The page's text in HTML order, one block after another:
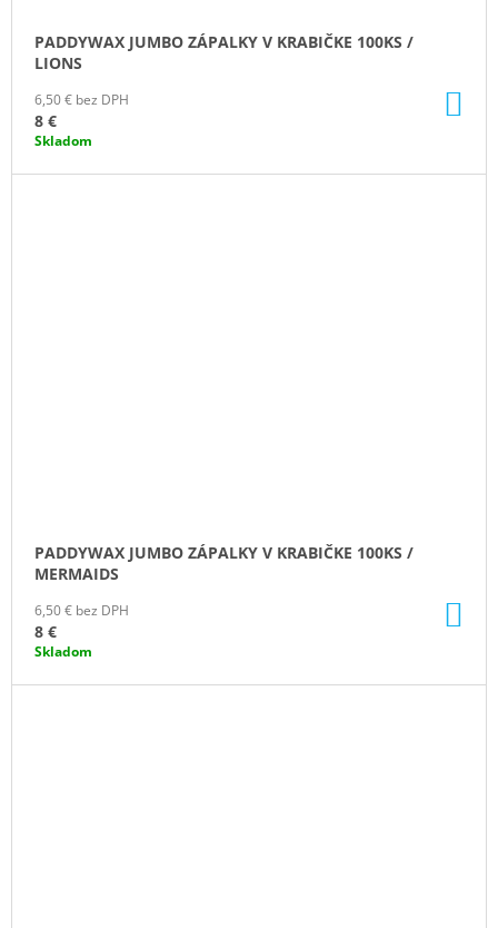
PADDYWAX JUMBO ZÁPALKY V KRABIČKE 100KS /
LIONS
6,50 € bez DPH
8 €
Skladom
PADDYWAX JUMBO ZÁPALKY V KRABIČKE 100KS /
MERMAIDS
6,50 € bez DPH
8 €
Skladom